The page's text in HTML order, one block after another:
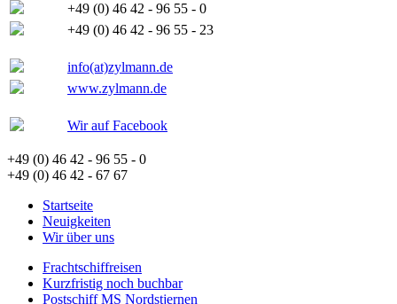
+49 (0) 46 42 - 96 55 - 0
+49 (0) 46 42 - 96 55 - 23
info(at)zylmann.de
www.zylmann.de
Wir auf Facebook
+49 (0) 46 42 - 96 55 - 0
+49 (0) 46 42 - 67 67
Startseite
Neuigkeiten
Wir über uns
Frachtschiffreisen
Kurzfristig noch buchbar
Postschiff MS Nordstjernen